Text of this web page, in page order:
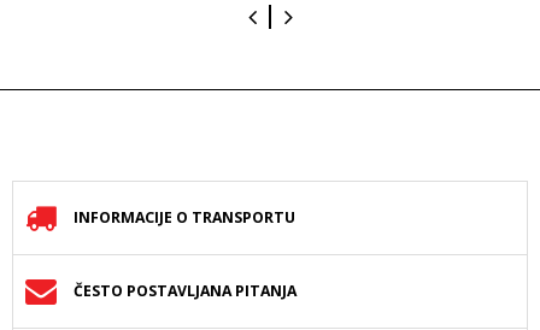
INFORMACIJE O TRANSPORTU
ČESTO POSTAVLJANA PITANJA